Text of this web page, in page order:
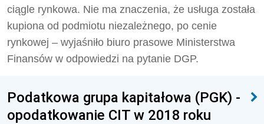
ciągle rynkowa. Nie ma znaczenia, że usługa została
kupiona od podmiotu niezależnego, po cenie
rynkowej – wyjaśniło biuro prasowe Ministerstwa
Finansów w odpowiedzi na pytanie DGP.
Podatkowa grupa kapitałowa (PGK) -
opodatkowanie CIT w 2018 roku